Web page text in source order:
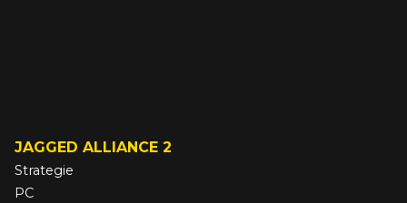
JAGGED ALLIANCE 2
Strategie
PC